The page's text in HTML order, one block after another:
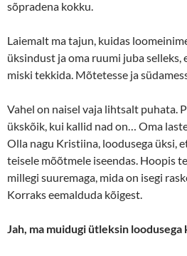
sõpradena kokku.
Laiemalt ma tajun, kuidas
üksindust ja oma ruumi juba selleks,
miski tekkida. Mõtetesse ja
Vahel on naisel vaja lihtsalt puhata.
ükskõik, kui kallid nad on… Oma
Olla nagu Kristiina, loodusega üksi,
teisele mõõtmele iseendas. Hoopis
millegi suuremaga, mida on isegi
Korraks eemalduda kõigest.
Jah, ma muidugi ütleksin loodusega